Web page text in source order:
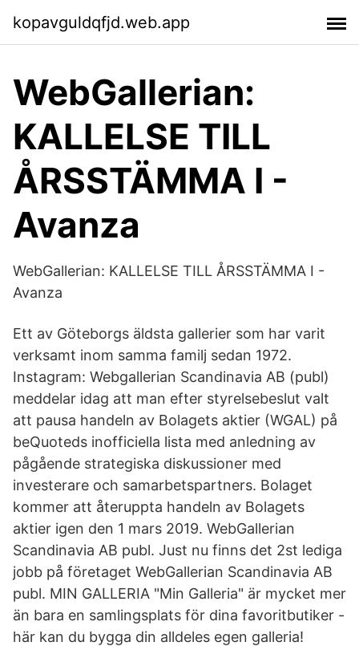
kopavguldqfjd.web.app
WebGallerian:
KALLELSE TILL
ÅRSSTÄMMA I -
Avanza
WebGallerian: KALLELSE TILL ÅRSSTÄMMA I -
Avanza
Ett av Göteborgs äldsta gallerier som har varit
verksamt inom samma familj sedan 1972.
Instagram: Webgallerian Scandinavia AB (publ)
meddelar idag att man efter styrelsebeslut valt
att pausa handeln av Bolagets aktier (WGAL) på
beQuoteds inofficiella lista med anledning av
pågående strategiska diskussioner med
investerare och samarbetspartners. Bolaget
kommer att återuppta handeln av Bolagets
aktier igen den 1 mars 2019. WebGallerian
Scandinavia AB publ. Just nu finns det 2st lediga
jobb på företaget WebGallerian Scandinavia AB
publ. MIN GALLERIA "Min Galleria" är mycket mer
än bara en samlingsplats för dina favoritbutiker -
här kan du bygga din alldeles egen galleria!